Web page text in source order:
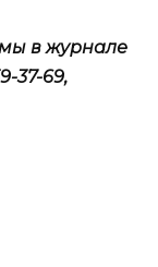
в журнале
37-69,